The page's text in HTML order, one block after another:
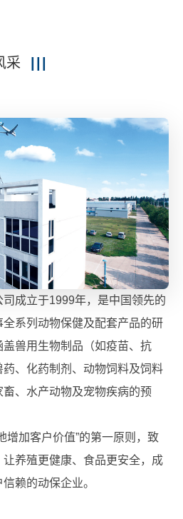
采
成立于1999年，是中国领先的
系列动物保健及配套产品的研
兽用生物制品（如疫苗、抗
、化药制剂、动物饲料及饲料
、水产动物及宠物疾病的预
增加客户价值”的第一原则，致
养殖更健康、食品更安全，成
赖的动保企业。